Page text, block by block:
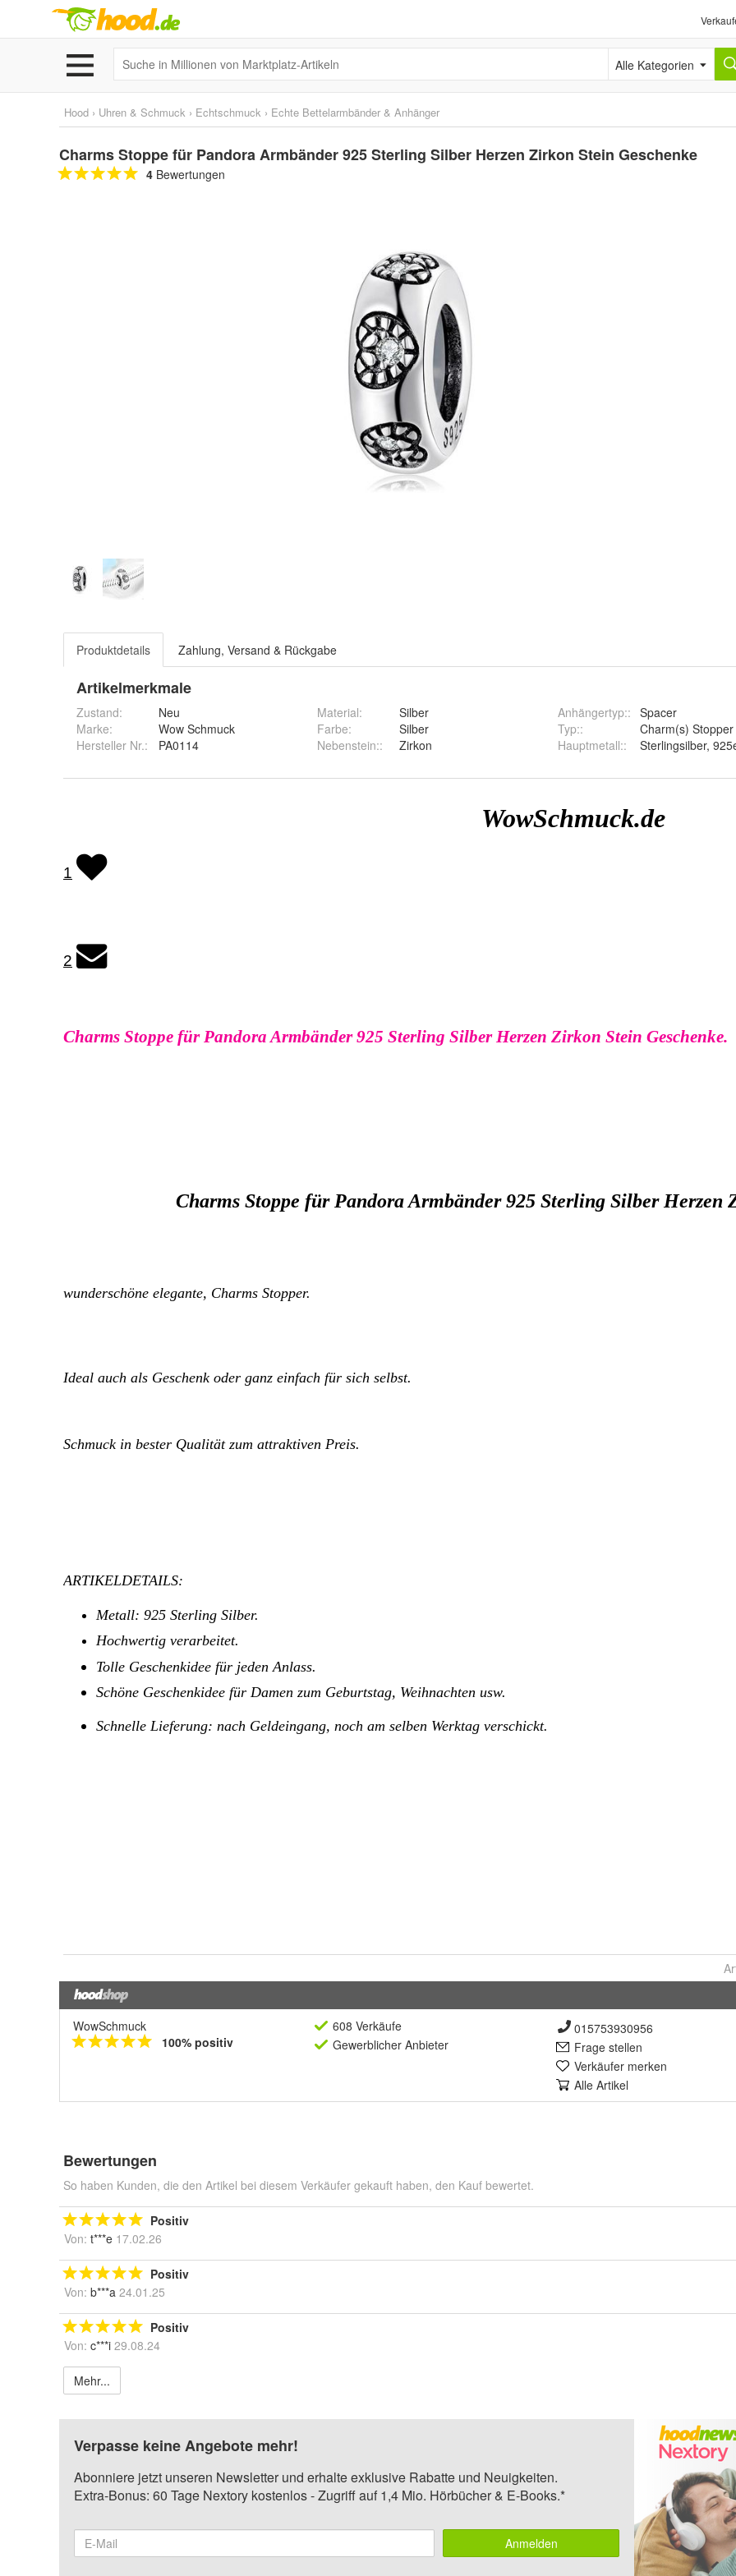
Alle Kategorien
Hood › Uhren & Schmuck › Echtschmuck › Echte Bettelarmbänder & Anhänger
Charms Stoppe für Pandora Armbänder 925 Sterling Silber Herzen Zirkon Stein Geschenke
4 Bewertungen
Produktdetails Zahlung, Versand & Rückgabe
Artikelmerkmale
Zustand:
Neu
Marke:
Wow Schmuck
Hersteller Nr.:
PA0114
Material:
Silber
Farbe:
Silber
Nebenstein:: Zirkon
Anhängertyp:: Spacer
Typ::
Charm(s) Stopper
Hauptmetall:: Sterlingsilber,
WowSchmuck
100% positiv
608 Verkäufe
Gewerblicher Anbieter
015753930956
Frage stellen
Verkäufer merken
Alle Artikel
Bewertungen
So haben Kunden, die den Artikel bei diesem Verkäufer gekauft haben, den Kauf bewertet.
Positiv
Von: t***e 17.02.26
Positiv
Von: b***a 24.01.25
Positiv
Von: c***i 29.08.24
Mehr...
Verpasse keine Angebote mehr!
Abonniere jetzt unseren Newsletter und erhalte exklusive Rabatte und Neuigkeiten.
Extra-Bonus: 60 Tage Nextory kostenlos - Zugriff auf 1,4 Mio. Hörbücher & E-Books.*
Anmelden